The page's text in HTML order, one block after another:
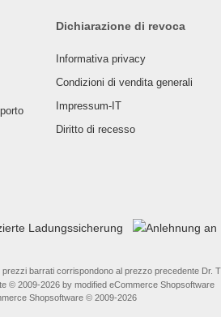
Dichiarazione di revoca
Informativa privacy
Condizioni di vendita generali
Impressum-IT
Diritto di recesso
I prezzi barrati corrispondono al prezzo precedente Dr.
© 2009-2026 by modified eCommerce Shopsoftware
Shopsoftware © 2009-2026